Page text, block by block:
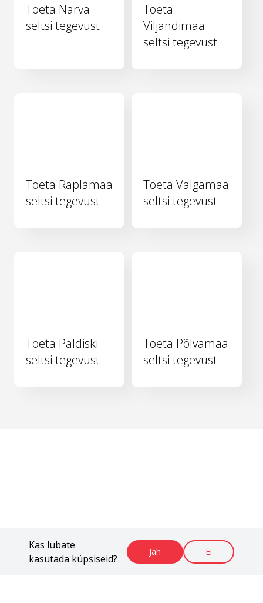
Kas lubate
kasutada küpsiseid?
Jah Ei
Toeta Narva
seltsi tegevust
Toeta
Viljandimaa
seltsi tegevust
Toeta Raplamaa
seltsi tegevust
Toeta Valgamaa
seltsi tegevust
Toeta Paldiski
seltsi tegevust
Toeta Põlvamaa
seltsi tegevust